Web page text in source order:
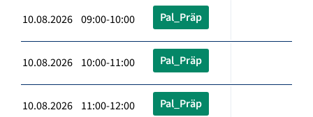
10.08.2026 09:00-10:00 Pal_Präp
10.08.2026 10:00-11:00 Pal_Präp
10.08.2026 11:00-12:00 Pal_Präp